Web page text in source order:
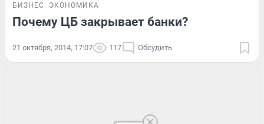
БИЗНЕС ЭКОНОМИКА
Почему ЦБ закрывает банки?
21 октября, 2014, 17:07 117 Обсудить